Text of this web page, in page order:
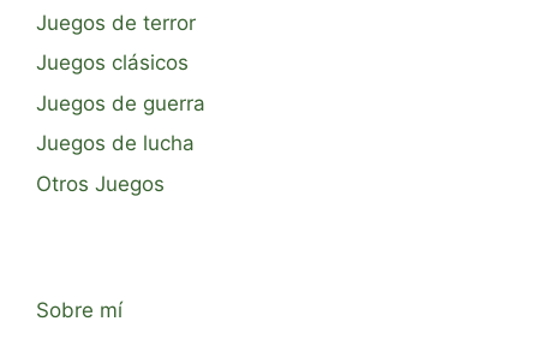
Juegos de terror
Juegos clásicos
Juegos de guerra
Juegos de lucha
Otros Juegos
Sobre mí